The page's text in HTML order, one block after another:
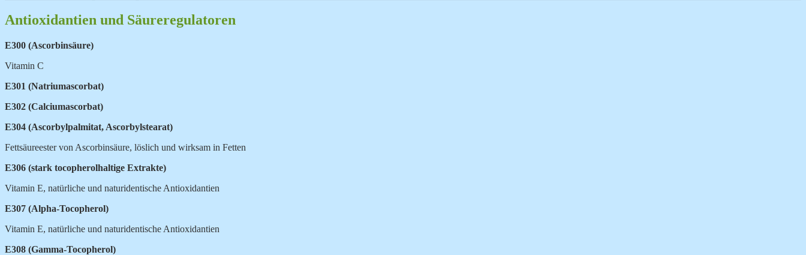
Antioxidantien und Säureregulatoren
E300 (Ascorbinsäure)
Vitamin C
E301 (Natriumascorbat)
E302 (Calciumascorbat)
E304 (Ascorbylpalmitat, Ascorbylstearat)
Fettsäureester von Ascorbinsäure, löslich und wirksam in Fetten
E306 (stark tocopherolhaltige Extrakte)
Vitamin E, natürliche und naturidentische Antioxidantien
E307 (Alpha-Tocopherol)
Vitamin E, natürliche und naturidentische Antioxidantien
E308 (Gamma-Tocopherol)